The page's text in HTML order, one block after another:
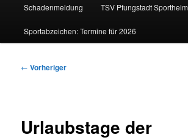
Schadenmeldung TSV Pfungstadt Sportheim
Sportabzeichen: Termine für 2026
Beitragsnavigation
← Vorheriger
Urlaubstage der